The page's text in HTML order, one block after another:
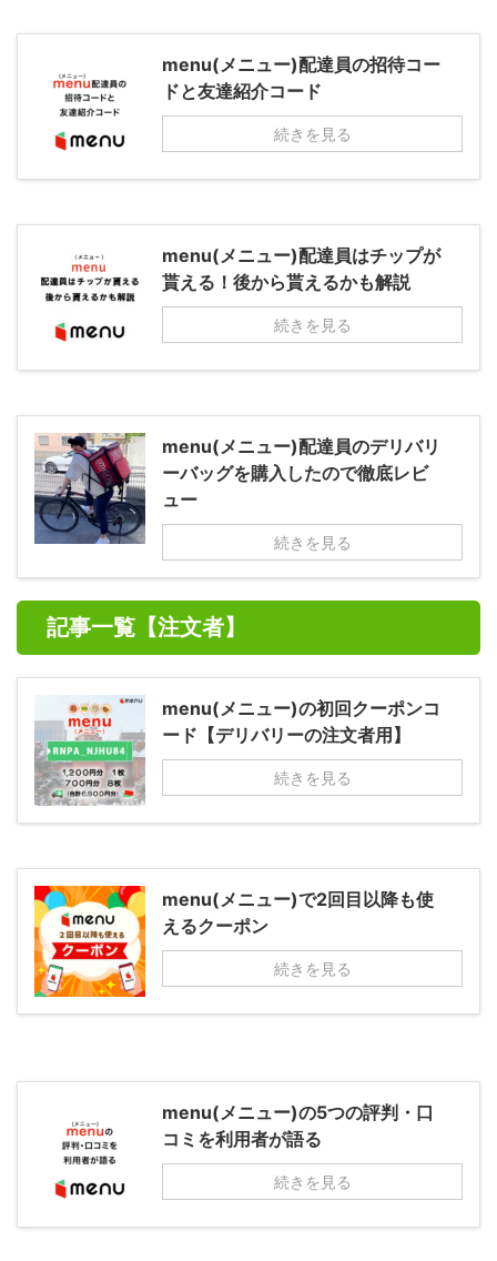
menu(メニュー)配達員の招待コー
ドと友達紹介コード
続きを見る
menu(メニュー)配達員はチップが
貰える！後から貰えるかも解説
続きを見る
menu(メニュー)配達員のデリバリ
ーバッグを購入したので徹底レビ
ュー
続きを見る
記事一覧【注文者】
menu(メニュー)の初回クーポンコ
ード【デリバリーの注文者用】
続きを見る
menu(メニュー)で2回目以降も使
えるクーポン
続きを見る
menu(メニュー)の5つの評判・口
コミを利用者が語る
続きを見る